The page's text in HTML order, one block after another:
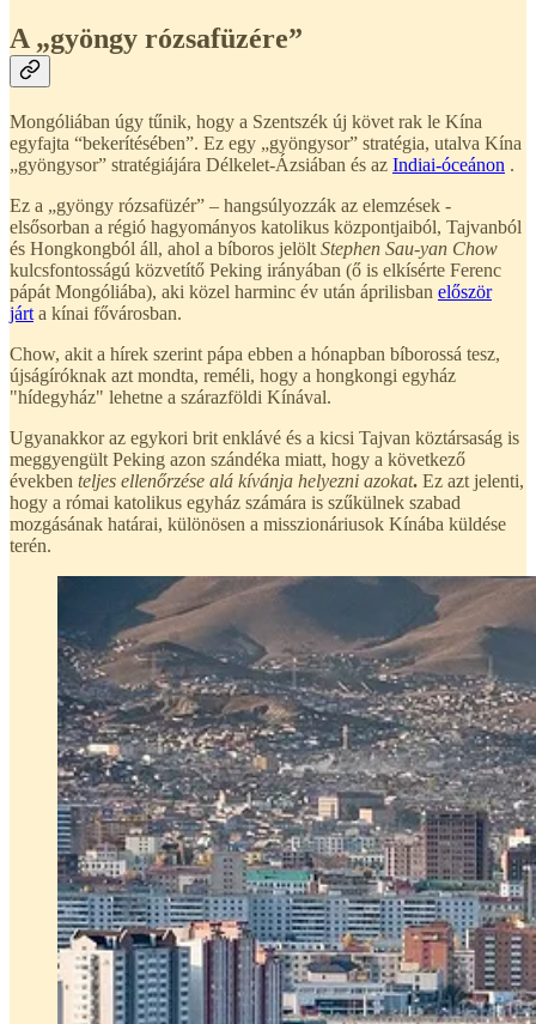
A „gyöngy rózsafüzére”
Mongóliában úgy tűnik, hogy a Szentszék új követ rak le Kína
egyfajta “bekerítésében”. Ez egy „gyöngysor” stratégia, utalva Kína
„gyöngysor” stratégiájára Délkelet-Ázsiában és az Indiai-óceánon .
Ez a „gyöngy rózsafüzér” – hangsúlyozzák az elemzések -
elsősorban a régió hagyományos katolikus központjaiból, Tajvanból
és Hongkongból áll, ahol a bíboros jelölt Stephen Sau-yan Chow
kulcsfontosságú közvetítő Peking irányában (ő is elkísérte Ferenc
pápát Mongóliába), aki közel harminc év után áprilisban először
járt a kínai fővárosban.
Chow, akit a hírek szerint pápa ebben a hónapban bíborossá tesz,
újságíróknak azt mondta, reméli, hogy a hongkongi egyház
"hídegyház" lehetne a szárazföldi Kínával.
Ugyanakkor az egykori brit enklávé és a kicsi Tajvan köztársaság is
meggyengült Peking azon szándéka miatt, hogy a következő
években teljes ellenőrzése alá kívánja helyezni azokat. Ez azt jelenti,
hogy a római katolikus egyház számára is szűkülnek szabad
mozgásának határai, különösen a misszionáriusok Kínába küldése
terén.